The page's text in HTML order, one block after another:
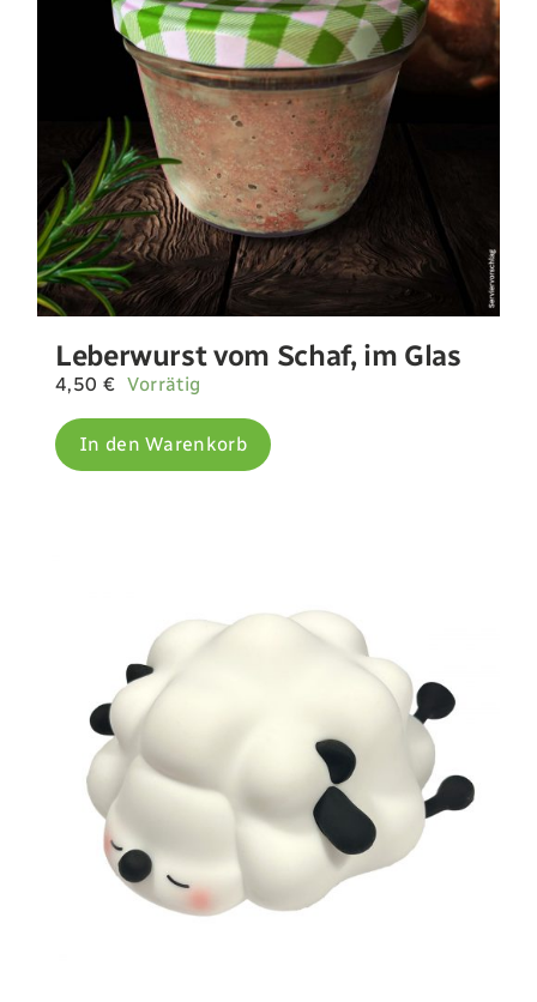
Leberwurst vom Schaf, im Glas
4,50 € Vorrätig
In den Warenkorb